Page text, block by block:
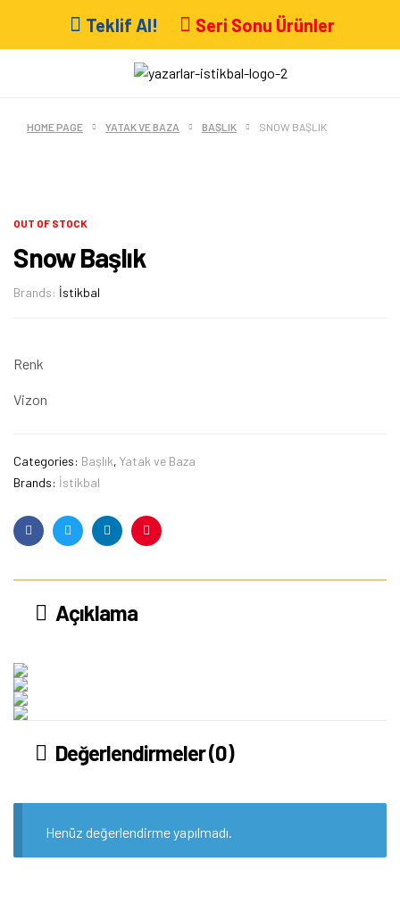
Teklif Al! Seri Sonu Ürünler
HOME PAGE YATAK VE BAZA BAŞLIK SNOW BAŞLIK
OUT OF STOCK
Snow Başlık
Brands: İstikbal
Renk
Vizon
Categories: Başlık, Yatak ve Baza
Brands: İstikbal
FacebookTwitterLinkedinPinterest
Açıklama
Değerlendirmeler (0)
Henüz değerlendirme yapılmadı.